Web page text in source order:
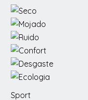
80%
70%
80%
90%
80%
80%
Sport